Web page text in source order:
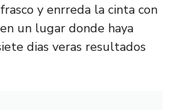
y enrreda la cinta con
un lugar donde haya
dias veras resultados